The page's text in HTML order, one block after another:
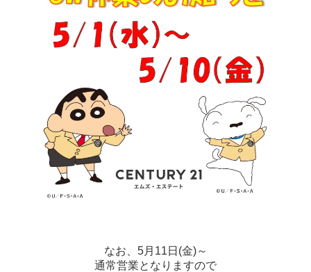
なお、 5月11日(金)～
通常営業となりますので